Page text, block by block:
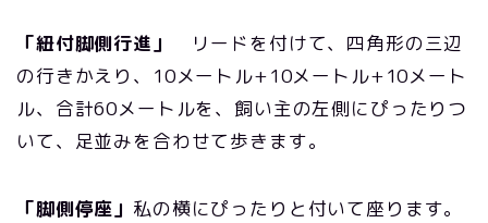
「紐付脚側行進」
リードを付けて、四角形の三辺
の行きかえり、10メートル+10メートル+10メート
ル、合計60メートルを、飼い主の左側にぴったりつ
いて、足並みを合わせて歩きます。
「脚側停座」 私の横にぴったりと付いて座ります。